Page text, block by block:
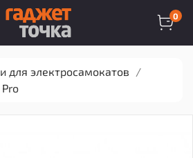
0
для электросамокатов